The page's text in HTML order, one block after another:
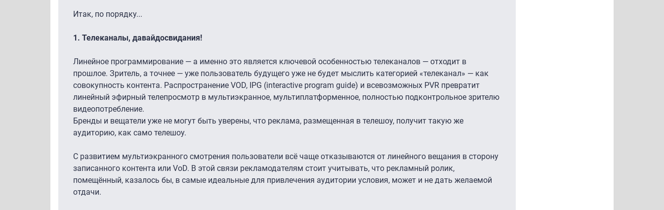
Итак, по порядку...
1. Телеканалы, давайдосвидания!
Линейное программирование — а именно это является ключевой особенностью телеканалов — отходит в
прошлое. Зритель, а точнее — уже пользователь будущего уже не будет мыслить категорией «телеканал» — как
совокупность контента. Распространение VOD, IPG (interactive program guide) и всевозможных PVR превратит
линейный эфирный телепросмотр в мультиэкранное, мультиплатформенное, полностью подконтрольное зрителю
видеопотребление.
Бренды и вещатели уже не могут быть уверены, что реклама, размещенная в телешоу, получит такую же
аудиторию, как само телешоу.
С развитием мультиэкранного смотрения пользователи всё чаще отказываются от линейного вещания в сторону
записанного контента или VoD. В этой связи рекламодателям стоит учитывать, что рекламный ролик,
помещённый, казалось бы, в самые идеальные для привлечения аудитории условия, может и не дать желаемой
отдачи.